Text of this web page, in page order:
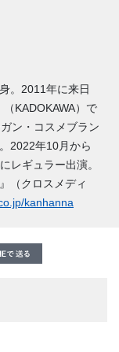
。2011年に来日
（KADOKAWA）で
ン・コスメブラン
2022年10月から
レギュラー出演。
（クロスメディ
kanhanna